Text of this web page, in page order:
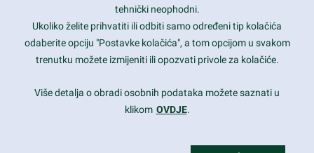
Daily: 9:00 am - 6:00 pm
Sunday: Closed
Copyright 2017FRESHFACE© All Rights Reserved
tehnički neophodni.
Ukoliko želite prihvatiti ili odbiti samo određeni tip kolačića
odaberite opciju "Postavke kolačića", a tom opcijom u svakom
trenutku možete izmijeniti ili opozvati privole za kolačiće.
Više detalja o obradi osobnih podataka možete saznati u
klikom OVDJE.